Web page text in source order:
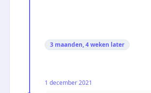
3 maanden, 4 weken later
1 december 2021